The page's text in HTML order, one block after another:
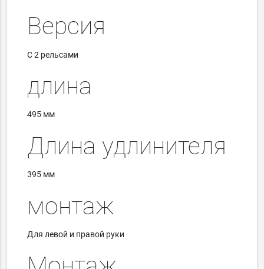
Версия
С 2 рельсами
длина
495 мм
Длина удлинителя
395 мм
монтаж
Для левой и правой руки